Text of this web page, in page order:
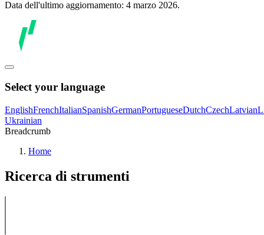
Data dell'ultimo aggiornamento: 4 marzo 2026.
Select your language
EnglishFrenchItalianSpanishGermanPortugueseDutchCzechLatvian
Ukrainian
Breadcrumb
Home
Ricerca di strumenti